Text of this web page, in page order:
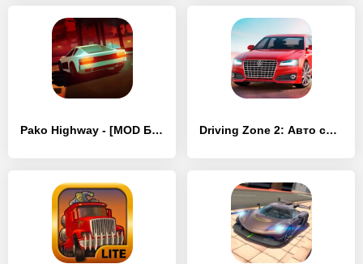
Pako Highway - [MOD Бесконечные деньги] Driving Zone 2: Авто симулятор - [MOD Бесконечные деньги]